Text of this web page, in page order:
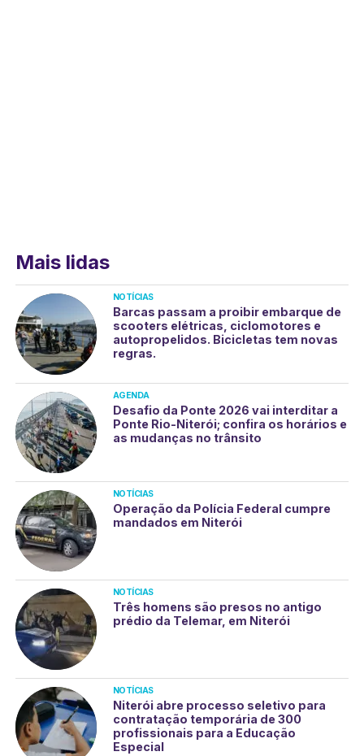
Mais lidas
NOTÍCIAS
Barcas passam a proibir embarque de
scooters elétricas, ciclomotores e
autopropelidos. Bicicletas tem novas
regras.
AGENDA
Desafio da Ponte 2026 vai interditar a
Ponte Rio-Niterói; confira os horários e
as mudanças no trânsito
NOTÍCIAS
Operação da Polícia Federal cumpre
mandados em Niterói
NOTÍCIAS
Três homens são presos no antigo
prédio da Telemar, em Niterói
NOTÍCIAS
Niterói abre processo seletivo para
contratação temporária de 300
profissionais para a Educação
Especial